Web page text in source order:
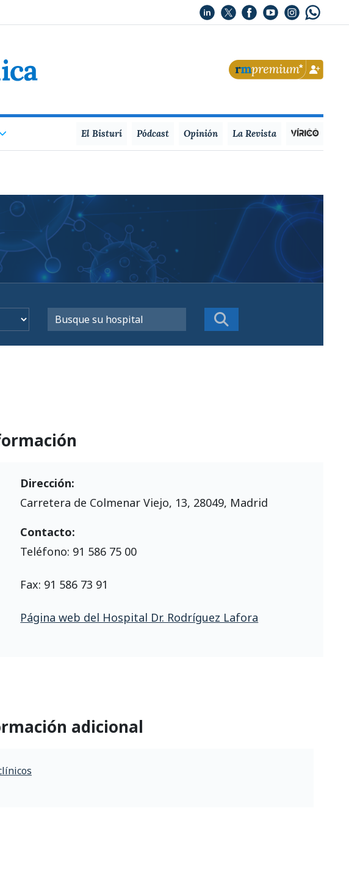
El Bisturí Pódcast Opinión La Revista
Dirección:
Carretera de Colmenar Viejo, 13, 28049, Madrid
Contacto:
Teléfono: 91 586 75 00
Fax: 91 586 73 91
Página web del Hospital Dr. Rodríguez Lafora
adicional